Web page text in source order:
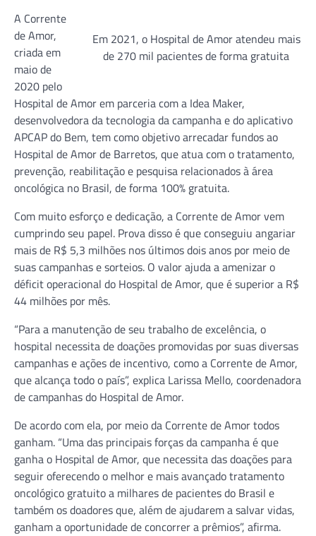
Em 2021, o Hospital de Amor atendeu mais
de 270 mil pacientes de forma gratuita
A Corrente
de Amor,
criada em
maio de
2020 pelo
Hospital de Amor em parceria com a Idea Maker,
desenvolvedora da tecnologia da campanha e do aplicativo
APCAP do Bem, tem como objetivo arrecadar fundos ao
Hospital de Amor de Barretos, que atua com o tratamento,
prevenção, reabilitação e pesquisa relacionados à área
oncológica no Brasil, de forma 100% gratuita.
Com muito esforço e dedicação, a Corrente de Amor vem
cumprindo seu papel. Prova disso é que conseguiu angariar
mais de R$ 5,3 milhões nos últimos dois anos por meio de
suas campanhas e sorteios. O valor ajuda a amenizar o
déficit operacional do Hospital de Amor, que é superior a R$
44 milhões por mês.
“Para a manutenção de seu trabalho de excelência, o
hospital necessita de doações promovidas por suas diversas
campanhas e ações de incentivo, como a Corrente de Amor,
que alcança todo o país”, explica Larissa Mello, coordenadora
de campanhas do Hospital de Amor.
De acordo com ela, por meio da Corrente de Amor todos
ganham. “Uma das principais forças da campanha é que
ganha o Hospital de Amor, que necessita das doações para
seguir oferecendo o melhor e mais avançado tratamento
oncológico gratuito a milhares de pacientes do Brasil e
também os doadores que, além de ajudarem a salvar vidas,
ganham a oportunidade de concorrer a prêmios”, afirma.